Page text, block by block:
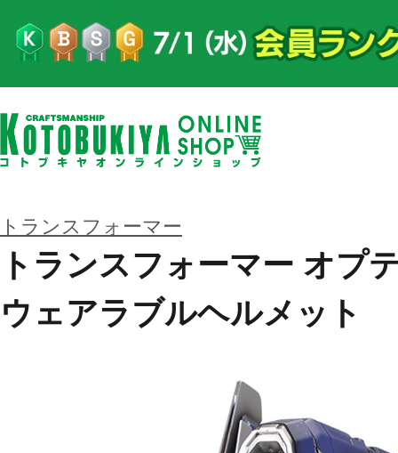
トランスフォーマー
トランスフォーマー オプ
ウェアラブルヘルメット